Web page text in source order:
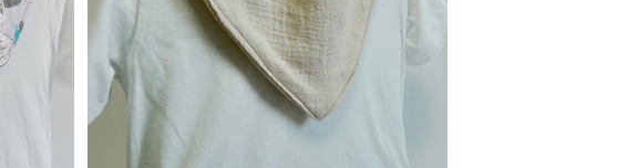
替えスタイ：ベージュ
¥900